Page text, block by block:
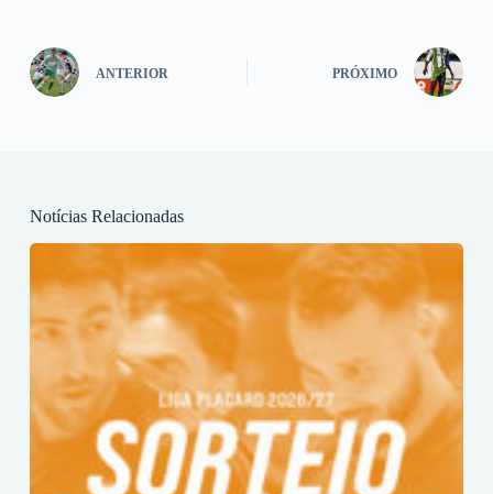
ANTERIOR PRÓXIMO
Notícias Relacionadas